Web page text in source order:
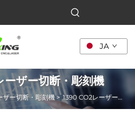
JA
ーザー切断・彫刻機
ザー切断・彫刻機>1390 CO2レーザー切断・彫刻機